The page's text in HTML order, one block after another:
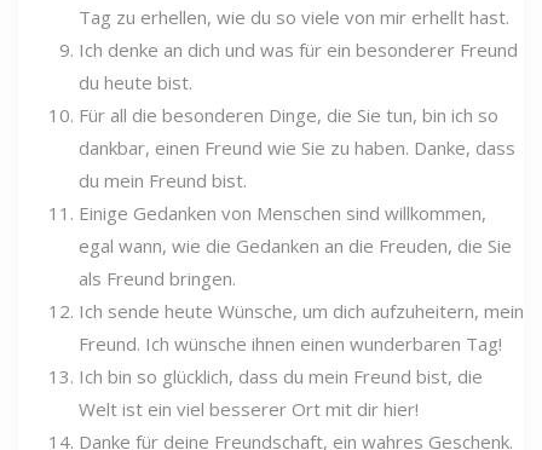
Tag zu erhellen, wie du so viele von mir erhellt hast.
Ich denke an dich und was für ein besonderer Freund
du heute bist.
Für all die besonderen Dinge, die Sie tun, bin ich so
dankbar, einen Freund wie Sie zu haben. Danke, dass
du mein Freund bist.
Einige Gedanken von Menschen sind willkommen,
egal wann, wie die Gedanken an die Freuden, die Sie
als Freund bringen.
Ich sende heute Wünsche, um dich aufzuheitern, mein
Freund. Ich wünsche ihnen einen wunderbaren Tag!
Ich bin so glücklich, dass du mein Freund bist, die
Welt ist ein viel besserer Ort mit dir hier!
Danke für deine Freundschaft, ein wahres Geschenk.